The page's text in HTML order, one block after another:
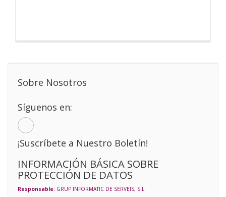
Sobre Nosotros
Síguenos en:
¡Suscríbete a Nuestro Boletín!
INFORMACIÓN BÁSICA SOBRE
PROTECCIÓN DE DATOS
Responsable: GRUP INFORMATIC DE SERVEIS, S.L